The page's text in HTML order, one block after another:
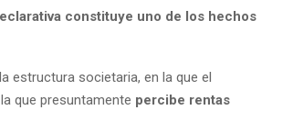
constituye uno de los hechos
estructura societaria, en la que el
que presuntamente percibe rentas